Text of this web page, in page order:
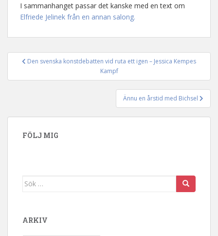
I sammanhanget passar det kanske med en text om
Elfriede Jelinek från en annan salong.
Inläggsnavigering
Den svenska konstdebatten vid ruta ett igen – Jessica Kempes
Kampf
Ännu en årstid med Bichsel
FÖLJ MIG
Sök efter:
ARKIV